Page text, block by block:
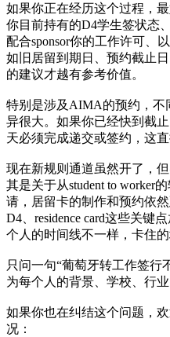
如果你正在经历这个过程，
你目前持有的D4学生签状态
配合sponsor你的工作许可、
如旧居留到期日、预约截止
的建议才越有参考价值。
特别是涉及AIMA的预约，不
异很大。如果你已经快到截
天必须完成递交或签约，这
现在新规则通道虽然开了，
其是关于从student to worker
请，居留卡的制作和预约依
D4、residence card这些关键
个人的时间线不一样，卡住的
只问一句“葡萄牙转工作签行
为每个人的背景、学校、行
如果你也在纠结这个问题，
况：